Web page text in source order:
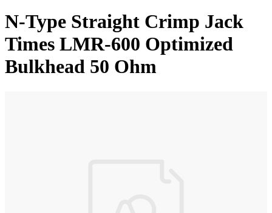
N-Type Straight Crimp Jack
Times LMR-600 Optimized
Bulkhead 50 Ohm